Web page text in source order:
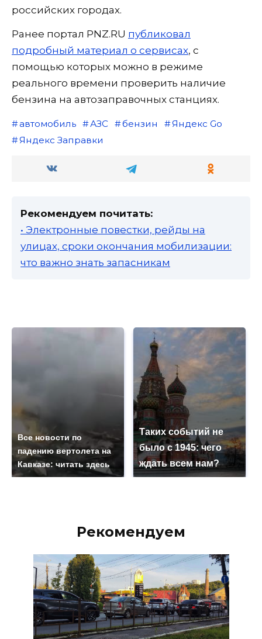
российских городах.
Ранее портал PNZ.RU публиковал
подробный материал о сервисах, с
помощью которых можно в режиме
реального времени проверить наличие
бензина на автозаправочных станциях.
автомобиль АЗС бензин
Яндекс Go
Яндекс Заправки
Рекомендуем почитать:
• Электронные повестки, рейды на
улицах, сроки окончания мобилизации:
что важно знать запасникам
Все новости по
падению вертолета на
Кавказе: читать здесь
Таких событий не
было с 1945: чего
ждать всем нам?
Рекомендуем